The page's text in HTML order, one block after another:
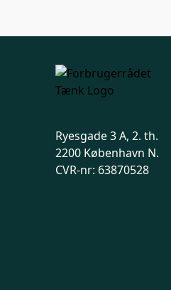
Ryesgade 3 A, 2. th.
2200 København N.
CVR-nr: 63870528